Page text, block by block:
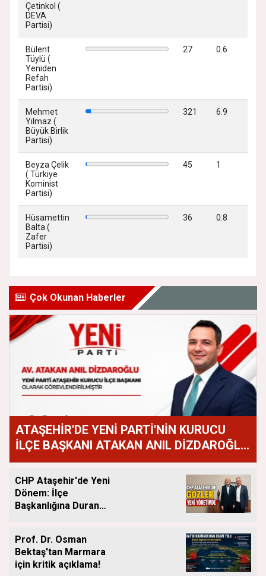
Çetinkol (
DEVA
Partisi)
Bülent
Tüylü (
Yeniden
Refah
Partisi)
27 0.6
Mehmet
Yılmaz (
Büyük Birlik
Partisi)
321 6.9
Beyza Çelik
( Türkiye
Kominist
Partisi)
45 1
Hüsamettin
Balta (
Zafer
Partisi)
36 0.8
Çok Okunan Haberler
ATAŞEHİR'DE YENİ PARTİ'NİN KURUCU
İLÇE BAŞKANI ATAKAN ANIL DİZDAROĞLU
OLDU
CHP Ataşehir'de Yeni
Dönem: İlçe
Başkanlığına Duran
Prof. Dr. Osman
Bektaş'tan Marmara
için kritik açıklama!